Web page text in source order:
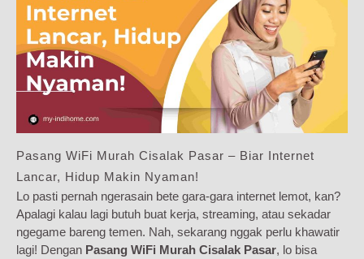
Pasang WiFi Murah Cisalak Pasar – Biar Internet
Lancar, Hidup Makin Nyaman!
Lo pasti pernah ngerasain bete gara-gara internet lemot, kan?
Apalagi kalau lagi butuh buat kerja, streaming, atau sekadar
ngegame bareng temen. Nah, sekarang nggak perlu khawatir
lagi! Dengan Pasang WiFi Murah Cisalak Pasar, lo bisa